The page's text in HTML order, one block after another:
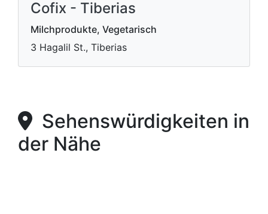
Cofix - Tiberias
Milchprodukte, Vegetarisch
3 Hagalil St., Tiberias
Sehenswürdigkeiten in
der Nähe